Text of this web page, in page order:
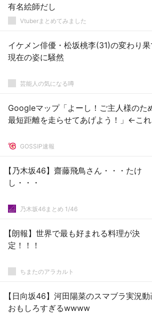
有名絵師だし
Vtuberまとめてみました
イケメン俳優・松坂桃李(31)の変わり果
現在の姿に騒然
芸能人の気になる噂
Googleマップ「よーし！ご主人様のた
最短距離を走らせてあげよう！」←これ
GOSSIP速報
【乃木坂46】齋藤飛鳥さん・・・たけ
し・・・
乃木坂46まとめ 1/46
【朗報】世界で最も好まれる料理が決
定！！！
ちまたのアラカルト
【日向坂46】河田陽菜のスマブラ実況
おもしろすぎるwwww